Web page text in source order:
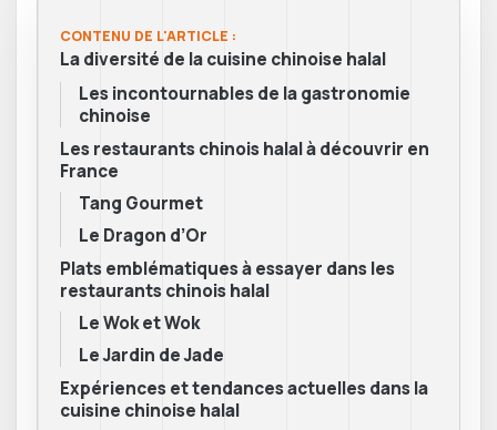
CONTENU DE L'ARTICLE :
La diversité de la cuisine chinoise halal
Les incontournables de la gastronomie
chinoise
Les restaurants chinois halal à découvrir en
France
Tang Gourmet
Le Dragon d’Or
Plats emblématiques à essayer dans les
restaurants chinois halal
Le Wok et Wok
Le Jardin de Jade
Expériences et tendances actuelles dans la
cuisine chinoise halal